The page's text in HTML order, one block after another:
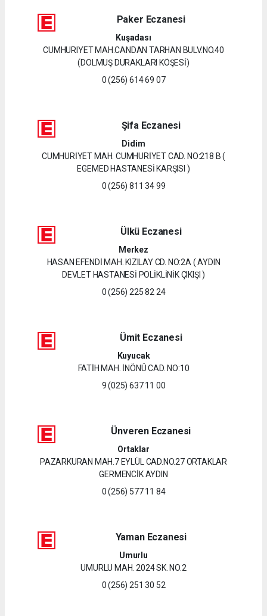
Paker Eczanesi
Kuşadası
CUMHURIYET MAH.CANDAN TARHAN BULV.NO.40
(DOLMUŞ DURAKLARI KÖŞESİ)
0 (256) 614 69 07
Şifa Eczanesi
Didim
CUMHURİYET MAH. CUMHURİYET CAD. NO:218 B (
EGEMED HASTANESİ KARŞISI )
0 (256) 811 34 99
Ülkü Eczanesi
Merkez
HASAN EFENDİ MAH. KIZILAY CD. NO:2A ( AYDIN
DEVLET HASTANESİ POLİKLİNİK ÇIKIŞI )
0 (256) 225 82 24
Ümit Eczanesi
Kuyucak
FATİH MAH. İNÖNÜ CAD. NO:10
9 (025) 637 11 00
Ünveren Eczanesi
Ortaklar
PAZARKURAN MAH.7 EYLÜL CAD.NO.27 ORTAKLAR
GERMENCİK AYDIN
0 (256) 577 11 84
Yaman Eczanesi
Umurlu
UMURLU MAH. 2024 SK. NO.2
0 (256) 251 30 52